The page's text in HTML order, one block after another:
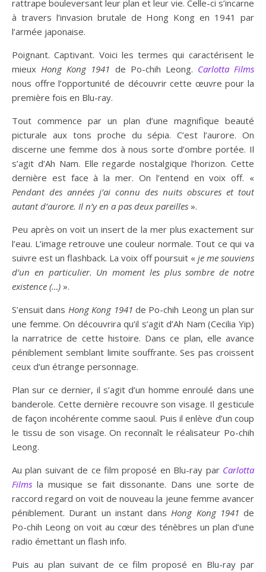
rattrape bouleversant leur plan et leur vie. Celle-ci s’incarne
à travers l’invasion brutale de Hong Kong en 1941 par
l’armée japonaise.
Poignant. Captivant. Voici les termes qui caractérisent le
mieuxHong Kong 1941 de Po-chih Leong. Carlotta Films
nous offre l’opportunité de découvrir cette œuvre pour la
première fois en Blu-ray.
Tout commence par un plan d’une magnifique beauté
picturale aux tons proche du sépia. C’est l’aurore. On
discerne une femme dos à nous sorte d’ombre portée. Il
s’agit d’Ah Nam. Elle regarde nostalgique l’horizon. Cette
dernière est face à la mer. On l’entend en voix off. «
Pendant des années j’ai connu des nuits obscures et tout
autant d’aurore. Il n’y en a pas deux pareilles ».
Peu après on voit un insert de la mer plus exactement sur
l’eau. L’image retrouve une couleur normale. Tout ce qui va
suivre est un flashback. La voix off poursuit « je me souviens
d’un en particulier. Un moment les plus sombre de notre
existence (…) ».
S’ensuit dans Hong Kong 1941 de Po-chih Leong un plan sur
une femme. On découvrira qu’il s’agit d’Ah Nam (Cecilia Yip)
la narratrice de cette histoire. Dans ce plan, elle avance
péniblement semblant limite souffrante. Ses pas croissent
ceux d’un étrange personnage.
Plan sur ce dernier, il s’agit d’un homme enroulé dans une
banderole. Cette dernière recouvre son visage. Il gesticule
de façon incohérente comme saoul. Puis il enlève d’un coup
le tissu de son visage. On reconnaît le réalisateur Po-chih
Leong.
Au plan suivant de ce film proposé en Blu-ray par Carlotta
Films la musique se fait dissonante. Dans une sorte de
raccord regard on voit de nouveau la jeune femme avancer
péniblement. Durant un instant dansHong Kong 1941 de
Po-chih Leong on voit au cœur des ténèbres un plan d’une
radio émettant un flash info.
Puis au plan suivant de ce film proposé en Blu-ray par